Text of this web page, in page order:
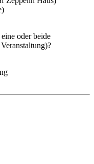
oder beide